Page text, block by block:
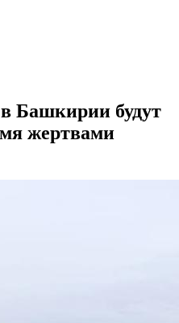
в Башкирии будут
жертвами